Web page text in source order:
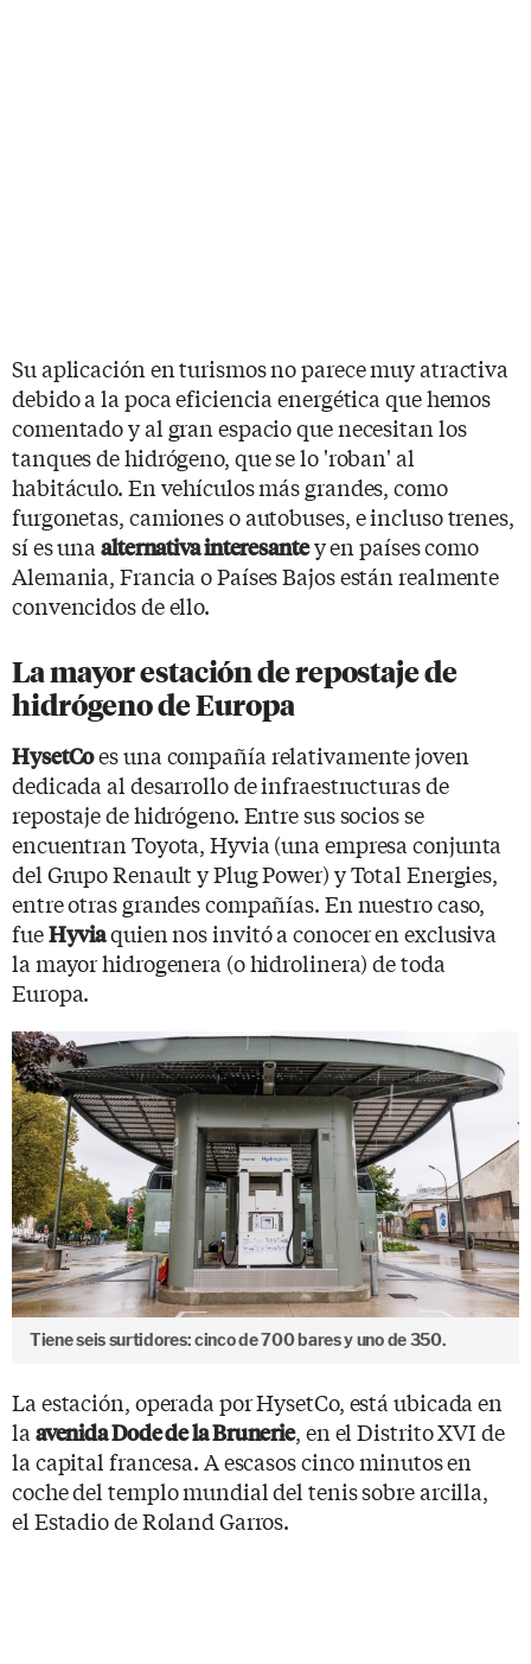
Su aplicación en turismos no parece muy atractiva
debido a la poca eficiencia energética que hemos
comentado y al gran espacio que necesitan los
tanques de hidrógeno, que se lo 'roban' al
habitáculo. En vehículos más grandes, como
furgonetas, camiones o autobuses, e incluso trenes,
sí es unaalternativa interesantey en países como
Alemania, Francia o Países Bajos están realmente
convencidos de ello.
La mayor estación de repostaje de
hidrógeno de Europa
HysetCoes una compañía relativamente joven
dedicada al desarrollo de infraestructuras de
repostaje de hidrógeno. Entre sus socios se
encuentran Toyota, Hyvia (una empresa conjunta
del Grupo Renault y Plug Power) y Total Energies,
entre otras grandes compañías. En nuestro caso,
fueHyviaquien nos invitó a conocer en exclusiva
la mayor hidrogenera (o hidrolinera) de toda
Europa.
Tiene seis surtidores: cinco de 700 bares y uno de 350.
La estación, operada por HysetCo, está ubicada en
la avenida Dode de la Brunerie, en el Distrito XVI de
la capital francesa. A escasos cinco minutos en
coche del templo mundial del tenis sobre arcilla,
el Estadio de Roland Garros.